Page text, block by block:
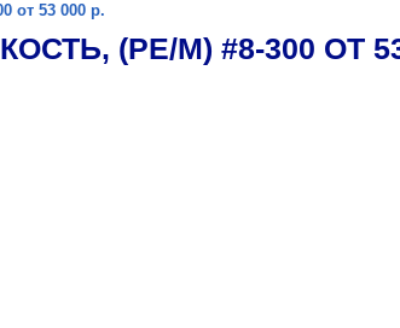
от 53 000 р.
(РЕ/М) #8-300 ОТ